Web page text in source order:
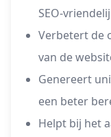
SEO-
Verbetert de
van de
Genereert
een beter
Helpt bij het